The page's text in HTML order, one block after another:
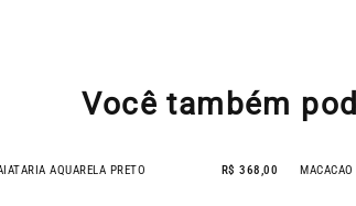
Você também
AQUARELA PRETO R$ 368,00